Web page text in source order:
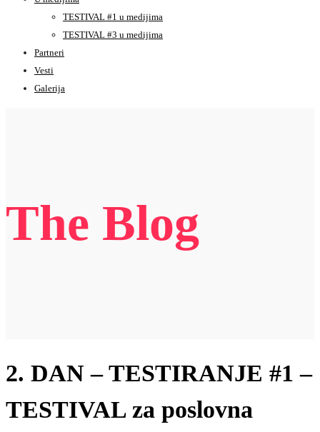
TESTIVAL #1 u medijima
TESTIVAL #3 u medijima
Partneri
Vesti
Galerija
The Blog
2. DAN – TESTIRANJE #1 –
TESTIVAL za poslovna